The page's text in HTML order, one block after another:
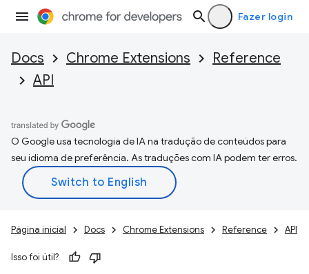
Fazer login
Docs Chrome Extensions
Reference
API
O Google usa tecnologia de IA na tradução de conteúdos para
seu idioma de preferência. As traduções com IA podem ter erros.
Página inicial Docs Chrome Extensions Reference API
Isso foi útil?